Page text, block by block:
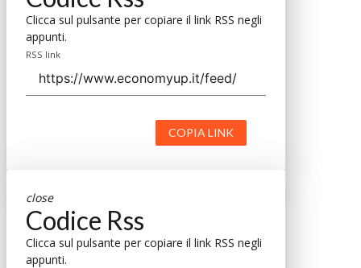
Clicca sul pulsante per copiare il link RSS negli
appunti.
RSS link
COPIA LINK
close
Codice Rss
Clicca sul pulsante per copiare il link RSS negli
appunti.